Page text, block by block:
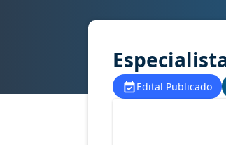
Edital Publicado